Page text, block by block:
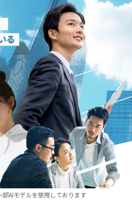
AIモデルを使用しております